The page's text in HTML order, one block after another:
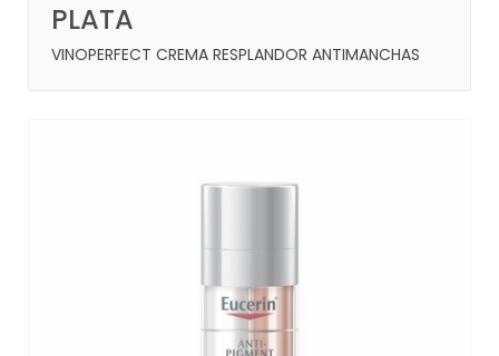
PLATA
VINOPERFECT CREMA RESPLANDOR ANTIMANCHAS